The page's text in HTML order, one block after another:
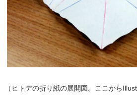
（ ヒトデの折り紙の展開図。ここから